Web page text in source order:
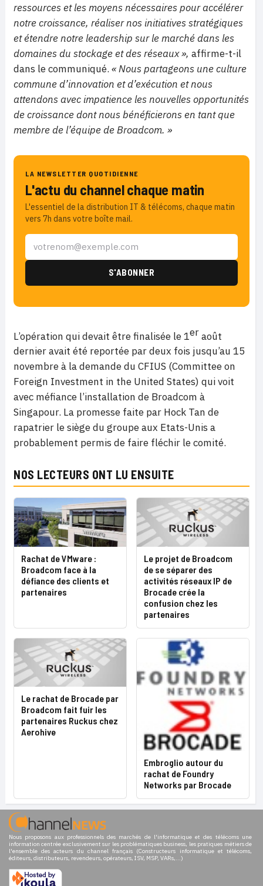
ressources et les moyens nécessaires pour accélérer
notre croissance, réaliser nos initiatives stratégiques
et étendre notre leadership sur le marché dans les
domaines du stockage et des réseaux », affirme-t-il
dans le communiqué. « Nous partageons une culture
commune d’innovation et d’exécution et nous
attendons avec impatience les nouvelles opportunités
de croissance dont nous bénéficierons en tant que
membre de l’équipe de Broadcom. »
LA NEWSLETTER QUOTIDIENNE
L'actu du channel chaque matin
L'essentiel de la distribution IT & télécoms, chaque matin
vers 7h dans votre boîte mail.
L’opération qui devait être finalisée le 1eraoût
dernier avait été reportée par deux fois jusqu’au 15
novembre à la demande du CFIUS (Committee on
Foreign Investment in the United States) qui voit
avec méfiance l’installation de Broadcom à
Singapour. La promesse faite par Hock Tan de
rapatrier le siège du groupe aux Etats-Unis a
probablement permis de faire fléchir le comité.
NOS LECTEURS ONT LU ENSUITE
Rachat de VMware :
Broadcom face à la
défiance des clients et
partenaires
Le projet de Broadcom
de se séparer des
activités réseaux IP de
Brocade crée la
confusion chez les
partenaires
Le rachat de Brocade par
Broadcom fait fuir les
partenaires Ruckus chez
Aerohive
Embroglio autour du
rachat de Foundry
Networks par Brocade
Nous proposons aux professionnels des marchés de l'informatique et des télécoms une
information centrée exclusivement sur les problématiques business, les pratiques métiers de
l'ensemble des acteurs du channel français (Constructeurs informatique et télécoms,
éditeurs, distributeurs, revendeurs, opérateurs, ISV, MSP, VARs,...)